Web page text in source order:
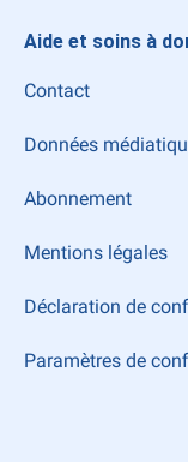
Aide et soins à
Contact
Données
Abonnement
Mentions légales
Déclaration de
Paramètres de